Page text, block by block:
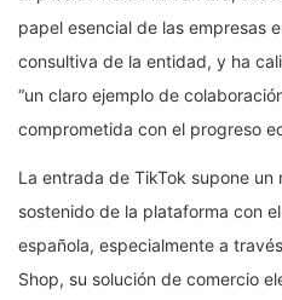
papel esencial de las empresas
consultiva de la entidad, y ha
“un claro ejemplo de
comprometida con el progreso
La entrada de TikTok supone
sostenido de la plataforma con
española, especialmente a
Shop, su solución de comercio